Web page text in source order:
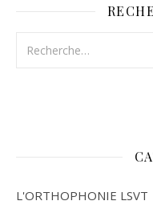
L'ORTHOPHONIE LSVT